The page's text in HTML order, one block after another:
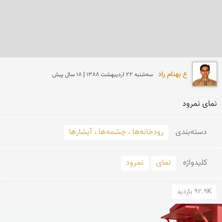
ع بهنام راد سه‌شنبه 22 ارديبهشت 1388 | 18 سال پیش
نمای نمرود
دسته‌بندی رودخانه‌ها ، چشمه‌ها ، آبشارها
کلید‌واژه نمای نمرود
92.9K بازدید